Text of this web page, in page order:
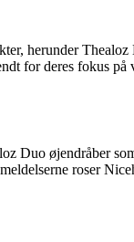
herunder
for deres fokus
Duo øjendråber
roser